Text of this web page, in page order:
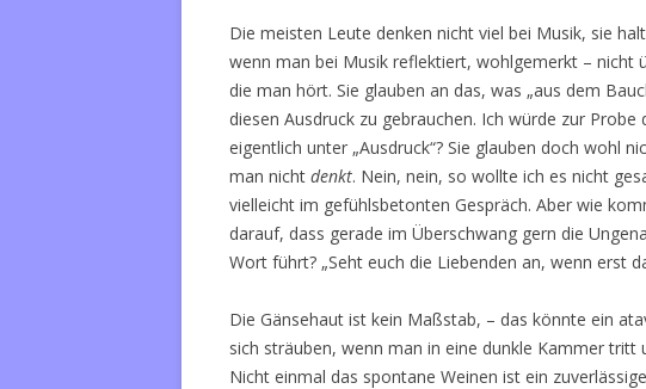
Die meisten Leute denken nicht viel bei Musik, sie
wenn man bei Musik reflektiert, wohlgemerkt – nicht
die man hört. Sie glauben an das, was „aus dem
diesen Ausdruck zu gebrauchen. Ich würde zur
eigentlich unter „Ausdruck“? Sie glauben doch wohl
man nicht denkt. Nein, nein, so wollte ich es nicht
vielleicht im gefühlsbetonten Gespräch. Aber wie
darauf, dass gerade im Überschwang gern die
Wort führt? „Seht euch die Liebenden an, wenn erst
Die Gänsehaut ist kein Maßstab, – das könnte ein
sich sträuben, wenn man in eine dunkle Kammer tritt
Nicht einmal das spontane Weinen ist ein